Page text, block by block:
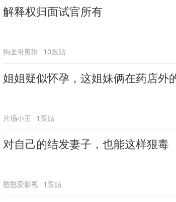
解释权归面试官所有
狗圣哥剪辑 10跟贴
姐姐疑似怀孕，这姐妹俩在药店外
片场小王 1跟贴
对自己的结发妻子，也能这样狠毒
憨憨爱影视 1跟贴